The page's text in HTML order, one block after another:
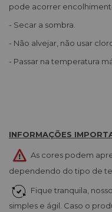
pode acorrer
- Secar a sombra.
- Não alvejar, não usar
- Passar na temperatura
INFORMAÇÕES
As cores podem
dependendo do tipo de
Fique tranquila,
simples e ágil. Caso o